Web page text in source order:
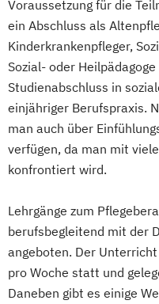
Verantwortliche
ambulante und
Vorbereitung für
Erlangung der
ausländischer
(gem. §20b
behinderter und
Voraussetzung für die
ein Abschluss als
Kinderkrankenpfleger,
Sozial- oder
Studienabschluss in
einjähriger Berufspraxis.
man auch über
verfügen, da man mit
konfrontiert wird.
Lehrgänge zum
berufsbegleitend mit der
angeboten. Der
pro Woche statt und
Daneben gibt es einige